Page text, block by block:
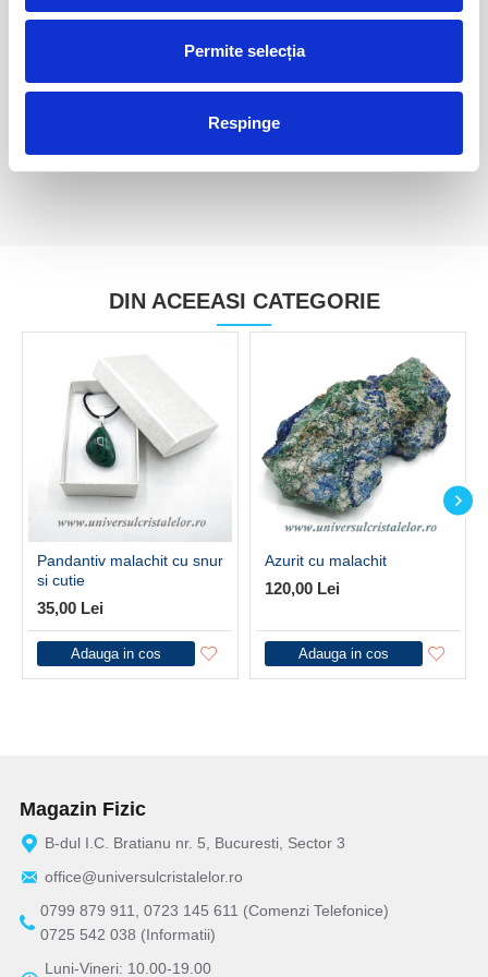
Permite selecția
Respinge
DIN ACEEASI CATEGORIE
Pandantiv malachit cu snur
si cutie
35,00 Lei
Adauga in cos
Azurit cu malachit
120,00 Lei
Adauga in cos
Magazin Fizic
B-dul I.C. Bratianu nr. 5, Bucuresti, Sector 3
office@universulcristalelor.ro
0799 879 911, 0723 145 611 (Comenzi Telefonice)
0725 542 038 (Informatii)
Luni-Vineri: 10.00-19.00